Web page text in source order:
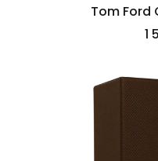
Tom Ford
1